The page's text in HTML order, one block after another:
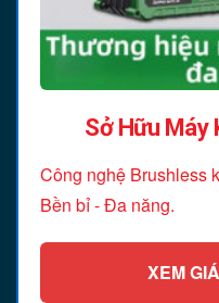
Sở Hữu Máy
Công nghệ Brushless
Bền bỉ - Đa năng.
XEM